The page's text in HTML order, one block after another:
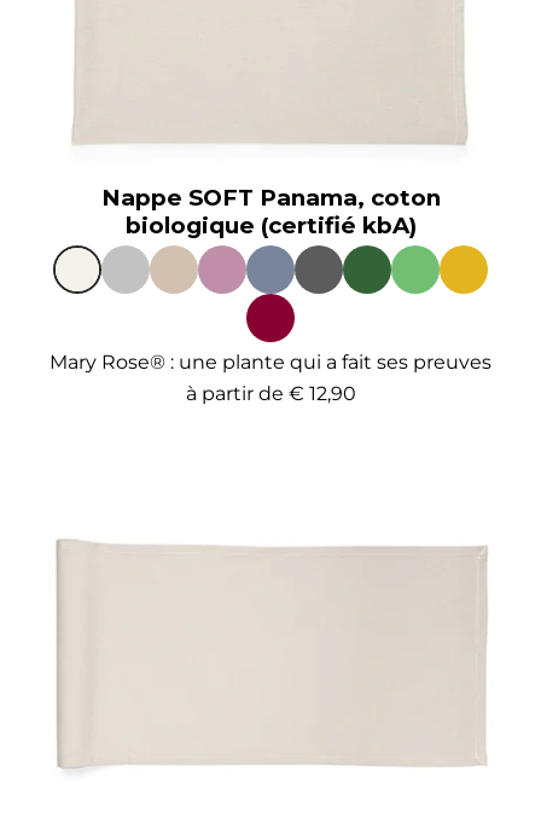
Nappe SOFT Panama, coton
biologique (certifié kbA)
Mary Rose® : une plante qui a fait ses preuves
à partir de € 12,90